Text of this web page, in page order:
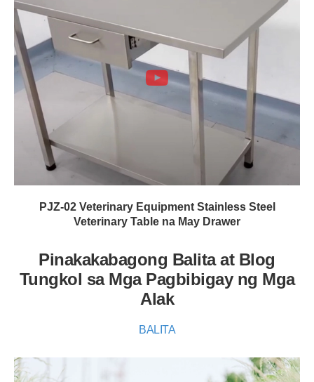
PJZ-02 Veterinary Equipment Stainless Steel
Veterinary Table na May Drawer
Pinakakabagong Balita at Blog
Tungkol sa Mga Pagbibigay ng Mga
Alak
BALITA